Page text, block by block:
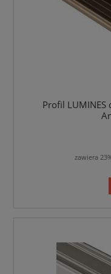
Profil LUMINES
zawiera